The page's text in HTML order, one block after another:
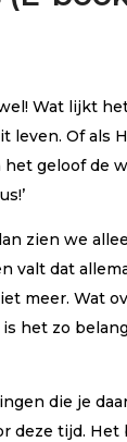
Wat lijkt
leven. Of als
geloof de
zien we
valt dat
meer. Wat
het zo
die je
deze tijd.